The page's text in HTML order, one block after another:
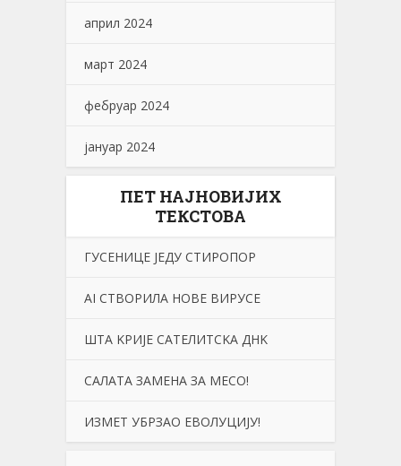
април 2024
март 2024
фебруар 2024
јануар 2024
ПЕТ НАЈНОВИЈИХ
ТЕКСТОВА
ГУСЕНИЦЕ ЈЕДУ СТИРОПОР
АI СТВОРИЛА НОВЕ ВИРУСЕ
ШТА KРИЈЕ САТЕЛИТСKА ДНK
САЛАТА ЗАМЕНА ЗА МЕСО!
ИЗМЕТ УБРЗАО ЕВОЛУЦИЈУ!